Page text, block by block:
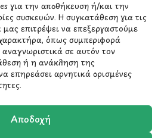
για την αποθήκευση ή/και την
συσκευών. Η συγκατάθεση για τις
μας επιτρέψει να επεξεργαστούμε
όπως συμπεριφορά
σε αυτόν τον
ή η ανάκληση της
επηρεάσει αρνητικά ορισμένες
Αποδοχή
(Ισόγειο)
56,